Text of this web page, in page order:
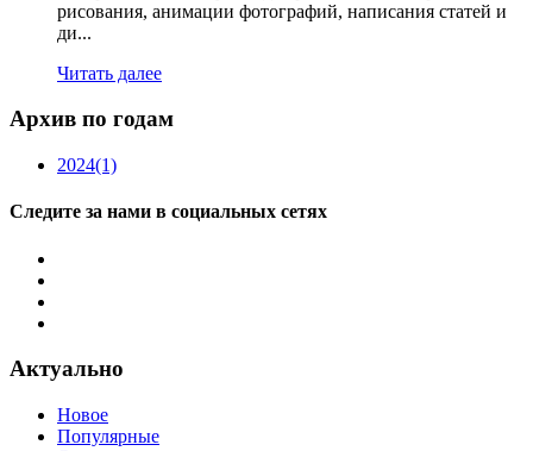
рисования, анимации фотографий, написания статей и
ди...
Читать далее
Архив по годам
2024(1)
Следите за нами в социальных сетях
Актуально
Новое
Популярные